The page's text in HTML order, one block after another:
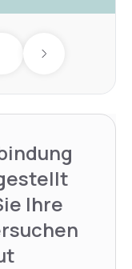
Next day
Ihre